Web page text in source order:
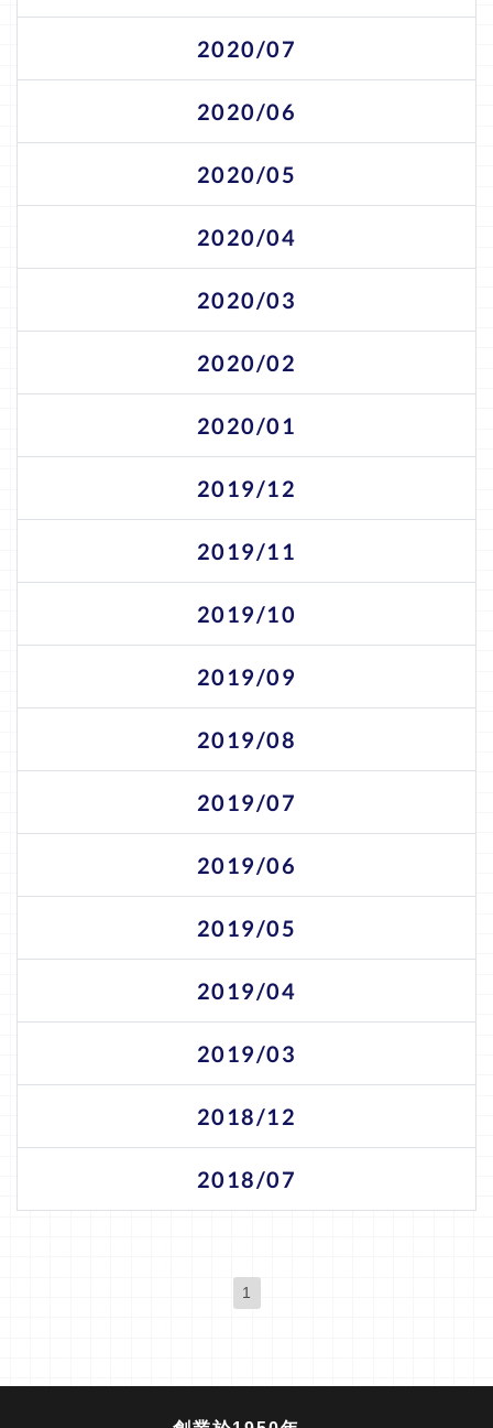
2020/07
2020/06
2020/05
2020/04
2020/03
2020/02
2020/01
2019/12
2019/11
2019/10
2019/09
2019/08
2019/07
2019/06
2019/05
2019/04
2019/03
2018/12
2018/07
1